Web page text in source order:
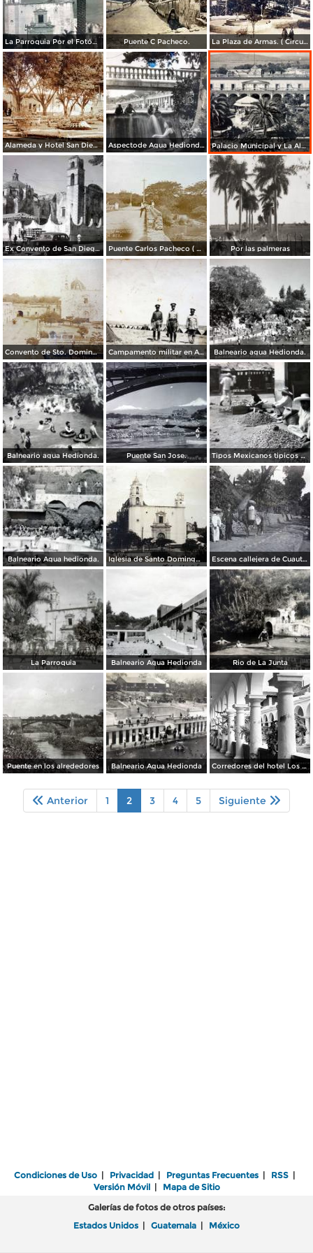
La Parroquia Por el Fotógrafos Hugo Brehme ( Circulada el 8 de Diciembre de 1926 ). Puente C Pacheco. La Plaza de Armas. ( Circulada el 5 de Enero de 1911 ).
Alameda y Hotel San Diego. Aspectode Agua Hedionda. ( Circulada el 1 de Diciembre de 1941 ) Palacio Municipal y La Alameda. ( Circulada el 22 de Abril de 1909 )
Ex Convento de San Diego. Puente Carlos Pacheco ( Circulada el 6 de Diciembre de 1908 ). Por las palmeras
Convento de Sto. Domingo. Campamento militar en Agua Hedionda Cuautla Morelos ( Fechada en Noviembre de 1931 ). Balneario agua Hedionda.
Balneario agua Hedionda. Puente San Jose. Tipos Mexicanos tipicos vendedores de Cacahuates.
Balneario Agua hedionda. Iglesia de Santo Domingo ( Fechada el dia 13 de Febrero de 1908 ) Escena callejera de Cuautla Morelos
La Parroquia Balneario Agua Hedionda Rio de La Junta
Puente en los alrededores Balneario Agua Hedionda Corredores del hotel Los Flamingos
Anterior 1 2 3 4 5 Siguiente
Condiciones de Uso | Privacidad | Preguntas Frecuentes | RSS |
Versión Móvil| Mapa de Sitio
Galerías de fotos de otros países:
Estados Unidos | Guatemala | México